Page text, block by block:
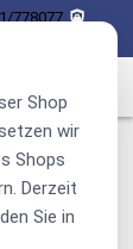
Shop
wir
Shops
Derzeit
Sie in
778077